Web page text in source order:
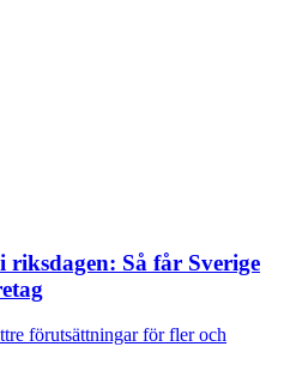
riksdagen: Så får Sverige
förutsättningar för fler och